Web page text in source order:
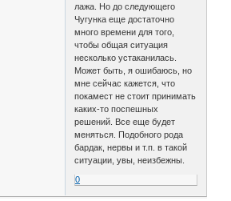
лажа. Но до следующего
Чугунка еще достаточно
много времени для того,
чтобы общая ситуация
несколько устаканилась.
Может быть, я ошибаюсь, но
мне сейчас кажется, что
покамест не стоит принимать
каких-то поспешных
решений. Все еще будет
меняться. Подобного рода
бардак, нервы и т.п. в такой
ситуации, увы, неизбежны.
0